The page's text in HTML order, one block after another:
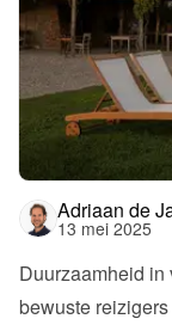
Adriaan de
13 mei 2025
Duurzaamheid in
bewuste